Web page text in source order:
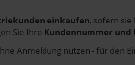
einkaufen, sofern
Sie Ihre Kundennummer und
Anmeldung nutzen - für den